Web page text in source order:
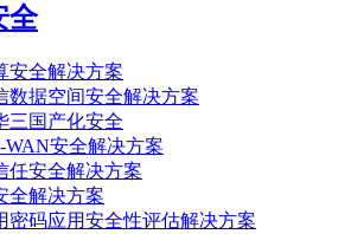
全
安全解决方案
数据空间安全解决方案
三国产化安全
WAN安全解决方案
任安全解决方案
全解决方案
密码应用安全性评估解决方案